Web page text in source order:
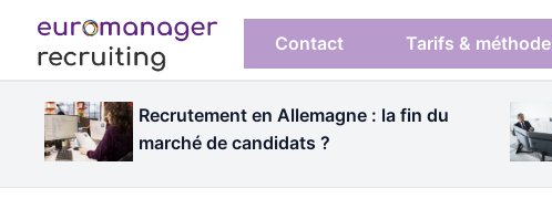
Contact Tarifs &
Recrutement en Allemagne : la fin du
marché de candidats ?